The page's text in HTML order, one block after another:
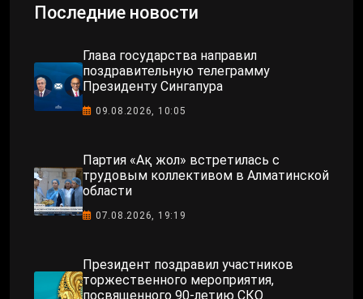
Последние новости
Глава государства направил
поздравительную телеграмму
Президенту Сингапура
09.08.2026, 10:05
Партия «Ақ жол» встретилась с
трудовым коллективом в Алматинской
области
07.08.2026, 19:19
Президент поздравил участников
торжественного мероприятия,
посвященного 90-летию СКО